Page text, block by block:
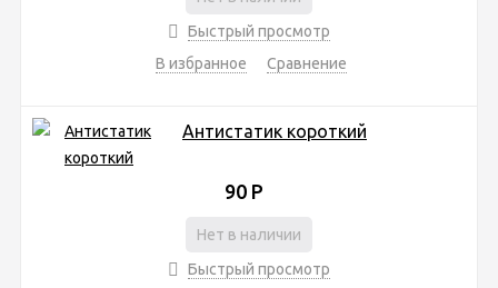
Быстрый просмотр
В избранное
Сравнение
Антистатик короткий
90 Р
Нет в наличии
Быстрый просмотр